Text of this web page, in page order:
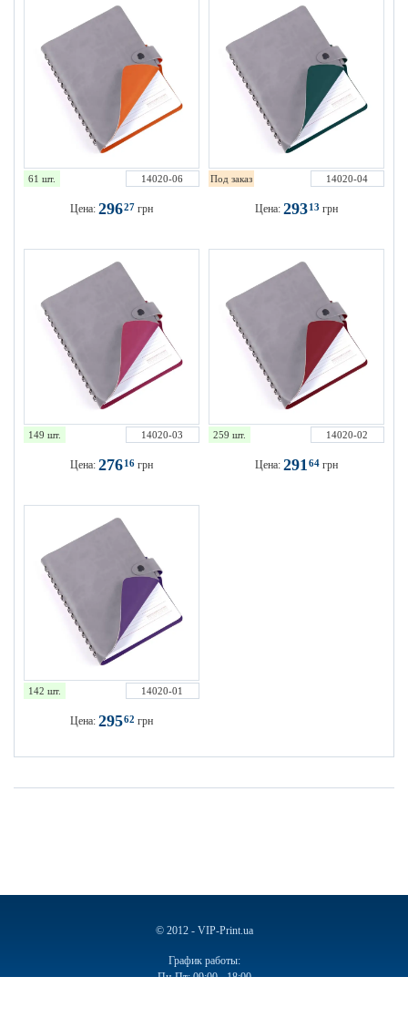
61 шт. 14020-06
Цена: 29627 грн
Под заказ 14020-04
Цена: 29313 грн
149 шт. 14020-03
Цена: 27616 грн
259 шт. 14020-02
Цена: 29164 грн
142 шт. 14020-01
Цена: 29562 грн
© 2012 - VIP-Print.ua
График работы:
Пн-Пт: 09:00 - 18:00